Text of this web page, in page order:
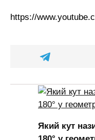
https://
Який кут